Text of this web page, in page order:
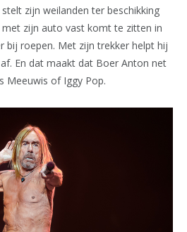
zijn weilanden ter beschikking
met zijn auto vast komt te zitten in
bij roepen. Met zijn trekker helpt hij
En dat maakt dat Boer Anton net
Meeuwis of Iggy Pop.